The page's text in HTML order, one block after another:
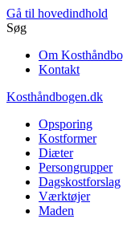
Gå til hovedindhold
Søg
Om
Kontakt
Kosthåndbogen.dk
Opsporing
Kostformer
Diæter
Persongrupper
Dagskostforslag
Værktøjer
Maden